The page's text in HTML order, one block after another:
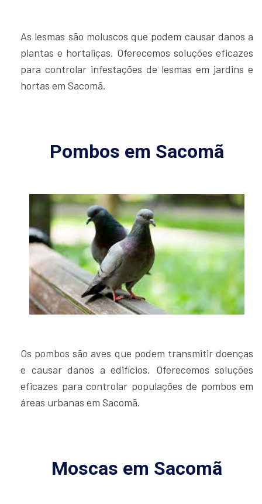
As lesmas são moluscos que podem causar danos a
plantas e hortaliças. Oferecemos soluções eficazes
para controlar infestações de lesmas em jardins e
hortas em Sacomã.
Pombos em Sacomã
Os pombos são aves que podem transmitir doenças
e causar danos a edifícios. Oferecemos soluções
eficazes para controlar populações de pombos em
áreas urbanas em Sacomã.
Moscas em Sacomã